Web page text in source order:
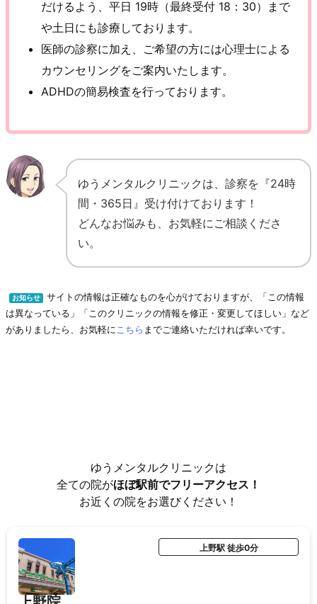
だけるよう、平日 19時（最終受付 18：30）まで
や土日にも診療しております。
医師の診察に加え、ご希望の方には心理士による
カウンセリングをご案内いたします。
ADHDの簡易検査を行っております。
ゆうメンタルクリニックは、診察を『24時
間・365日』受け付けております！
どんなお悩みも、お気軽にご相談くださ
い。
お知らせ
サイトの情報は正確なものを心がけておりますが、「この情報
は異なっている」「このクリニックの情報を修正・変更してほしい」など
がありましたら、お気軽にこちら までご連絡いただければ幸いです。
ゆうメンタルクリニックは
全ての院がほぼ駅前でフリーアクセス！
お近くの院をお選びください！
上野駅 徒歩0分